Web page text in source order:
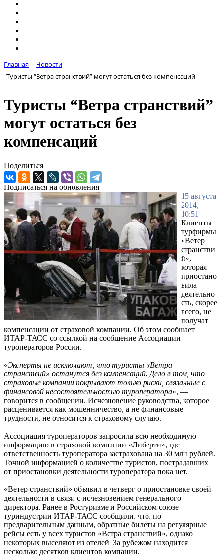
Главная
Новости
Туристы “Ветра странствий” могут остаться без компенсаций
Туристы “Ветра странствий”
могут остаться без
компенсаций
Поделиться
Подписаться на обновления
15 августа
2014,
10:51
Клиенты
турфирмы
«Ветер
странстви
й»,
которая
приостано
вила
деятельно
сть, скорее
всего, не
получат
компенсации от страховой компании. Об этом сообщает
ИТАР-ТАСС со ссылкой на сообщение Ассоциации
туроператоров России.
«Эксперты не исключают, что туристы «Ветра
странствий» останутся без компенсаций. Дело в том, что
страховые компании покрывают только риски, связанные с
финансовой несостоятельностью туроператора», —
говорится в сообщении. Исчезновение руководства, которое
расценивается как мошенничество, а не финансовые
трудности, не относится к страховому случаю.
Ассоциация туроператоров запросила всю необходимую
информацию в страховой компании «Либерти», где
ответственность туроператора застрахована на 30 млн рублей.
Точной информацией о количестве туристов, пострадавших
от приостановки деятельности туроператора пока нет.
«Ветер странствий» объявил в четверг о приостановке своей
деятельности в связи с исчезновением генерального
директора. Ранее в Ростуризме и Российском союзе
туриндустрии ИТАР-ТАСС сообщили, что, по
предварительным данным, обратные билеты на регулярные
рейсы есть у всех туристов «Ветра странствий», однако
некоторых выселяют из отелей. За рубежом находится
несколько десятков клиентов компании.